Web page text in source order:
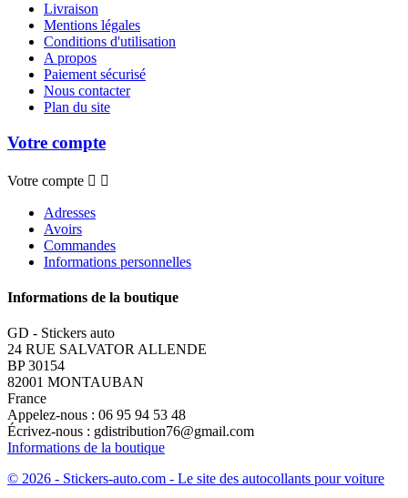
Livraison
Mentions légales
Conditions d'utilisation
A propos
Paiement sécurisé
Nous contacter
Plan du site
Votre compte
Votre compte  
Adresses
Avoirs
Commandes
Informations personnelles
Informations de la boutique
GD - Stickers auto
24 RUE SALVATOR ALLENDE
BP 30154
82001 MONTAUBAN
France
Appelez-nous : 06 95 94 53 48
Écrivez-nous : gdistribution76@gmail.com
Informations de la boutique
© 2026 - Stickers-auto.com - Le site des autocollants pour voiture